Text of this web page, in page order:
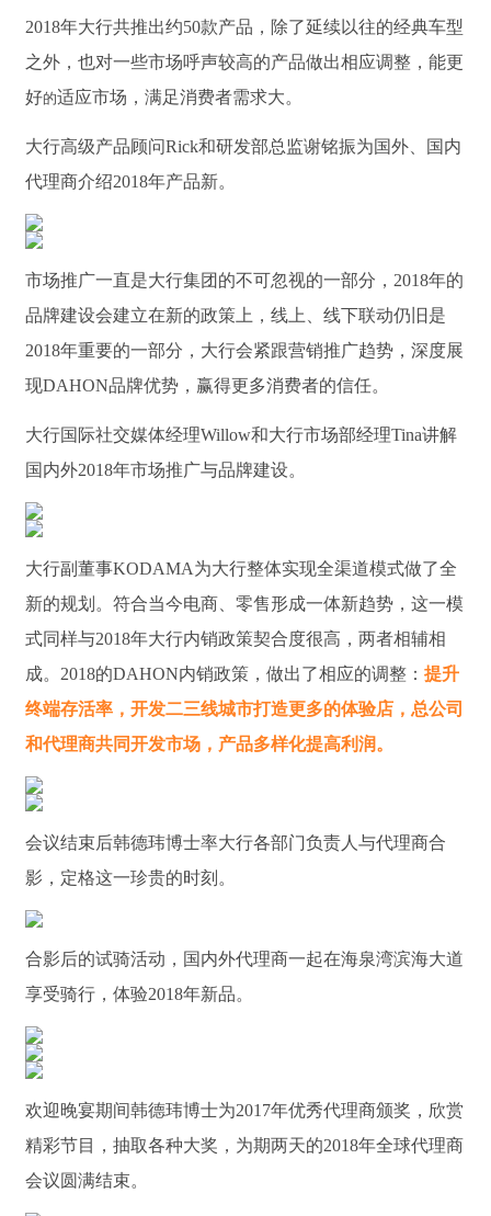
2018年大行共推出约50款产品，除了延续以往的经典车型
之外，也对一些市场呼声较高的产品做出相应调整，能更
好的适应市场，满足消费者需求大。
大行高级产品顾问Rick和研发部总监谢铭振为国外、国内
代理商介绍2018年产品新。
市场推广一直是大行集团的不可忽视的一部分，2018年的
品牌建设会建立在新的政策上，线上、线下联动仍旧是
2018年重要的一部分，大行会紧跟营销推广趋势，深度展
现DAHON品牌优势，赢得更多消费者的信任。
大行国际社交媒体经理Willow和大行市场部经理Tina讲解
国内外2018年市场推广与品牌建设。
大行副董事KODAMA为大行整体实现全渠道模式做了全
新的规划。符合当今电商、零售形成一体新趋势，这一模
式同样与2018年大行内销政策契合度很高，两者相辅相
成。2018的DAHON内销政策，做出了相应的调整： 提升
终端存活率，开发二三线城市打造更多的体验店，总公司
和代理商共同开发市场，产品多样化提高利润。
会议结束后韩德玮博士率大行各部门负责人与代理商合
影，定格这一珍贵的时刻。
合影后的试骑活动，国内外代理商一起在海泉湾滨海大道
享受骑行，体验2018年新品。
欢迎晚宴期间韩德玮博士为2017年优秀代理商颁奖，欣赏
精彩节目，抽取各种大奖，为期两天的2018年全球代理商
会议圆满结束。